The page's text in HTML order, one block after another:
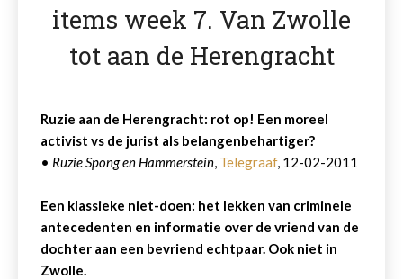
items week 7. Van Zwolle
tot aan de Herengracht
Ruzie aan de Herengracht: rot op! Een moreel
activist vs de jurist als belangenbehartiger?
• Ruzie Spong en Hammerstein, Telegraaf, 12-02-2011
Een klassieke niet-doen: het lekken van criminele
antecedenten en informatie over de vriend van de
dochter aan een bevriend echtpaar. Ook niet in
Zwolle.